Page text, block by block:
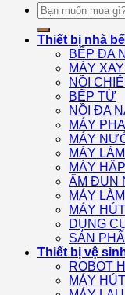
Tìm
kiếm:
Thiết bị nhà
BẾP ĐA
MÁY
NỒI
BẾP TỪ
NỒI ĐA
MÁY
MÁY
MÁY
MÁY HẤP
ẤM ĐUN
MÁY
MÁY
DỤNG
SẢN
Thiết bị vệ
ROBOT
MÁY